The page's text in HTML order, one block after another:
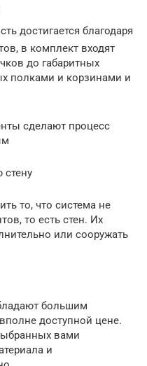
достигается благодаря
в комплект входят
до габаритных
полками и корзинами и
сделают процесс
то, что система не
то есть стен. Их
или сооружать
большим
доступной цене.
вами
и